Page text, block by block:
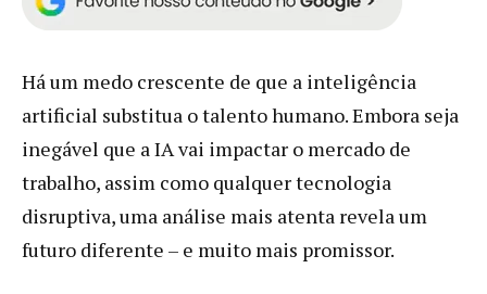
Há um medo crescente de que a inteligência
artificial substitua o talento humano. Embora seja
inegável que a IA vai impactar o mercado de
trabalho, assim como qualquer tecnologia
disruptiva, uma análise mais atenta revela um
futuro diferente – e muito mais promissor.